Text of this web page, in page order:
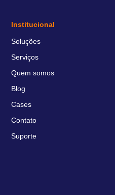
Institucional
Soluções
Serviços
Quem somos
Blog
Cases
Contato
Suporte